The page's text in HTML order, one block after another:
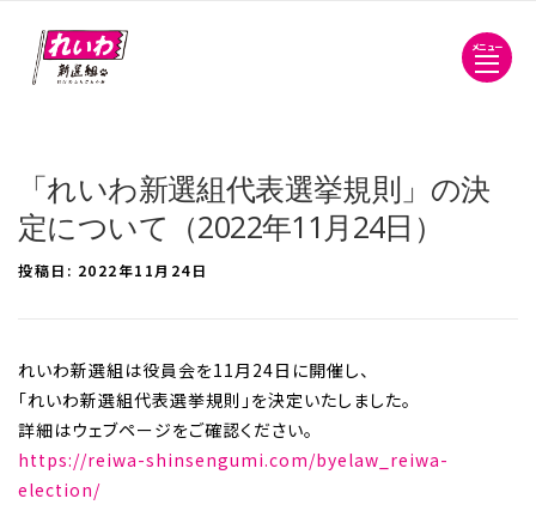
メニュー
「れいわ新選組代表選挙規則」の決
定について（2022年11月24日）
投稿日: 2022年11月24日
れいわ新選組は役員会を11月24日に開催し、
「れいわ新選組代表選挙規則」を決定いたしました。
詳細はウェブページをご確認ください。
https://reiwa-shinsengumi.com/byelaw_reiwa-
election/